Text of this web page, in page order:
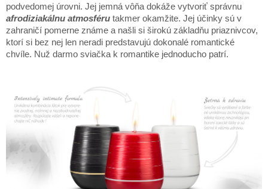
podvedomej úrovni. Jej jemná vôňa dokáže vytvoriť správnu
afrodiziakálnu atmosféru takmer okamžite. Jej účinky sú v
zahraničí pomerne známe a našli si širokú základňu priaznivcov,
ktorí si bez nej len neradi predstavujú dokonalé romantické
chvíle. Nuž darmo sviačka k romantike jednoducho patrí.